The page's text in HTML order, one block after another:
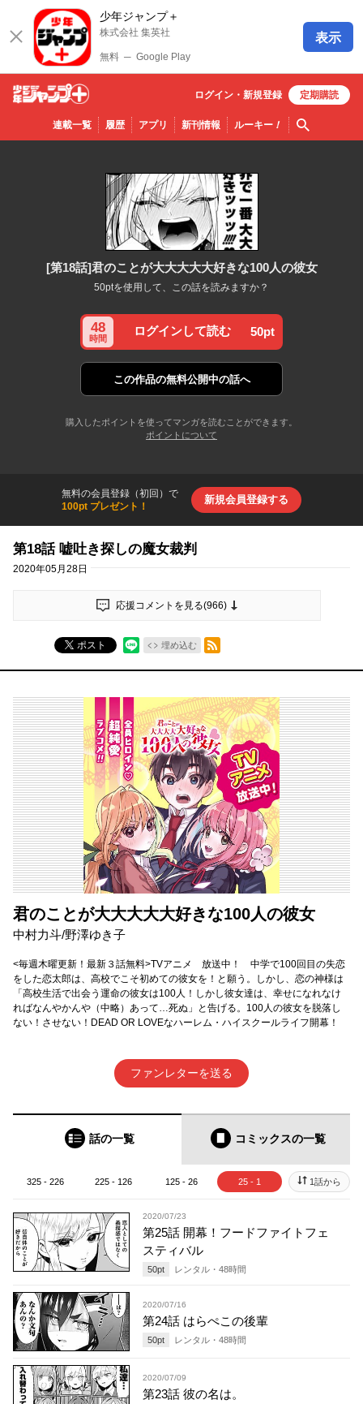
少年ジャンプ＋
株式会社 集英社
無料 ─ Google Play
表示
少年ジ
ャンプ
連載一覧 履歴 アプリ 新刊情報 ルーキー！ 検索
ログイン・ 新規登録 定期購読
[第18話]君のことが大大大大大好きな100人の彼女
50ptを使用して、この話を読みますか？
48
時間
ログインして読む 50pt
この作品の無料公開中の話へ
購入したポイントを使ってマンガを読むことができます。
ポイントについて
無料の会員登録（初回）で
100pt プレゼント！
新規会員登録する
第18話 嘘吐き探しの魔女裁判
2020年05月28日
応援コメントを見る(966)
ポスト 埋め込む
RSSフィード
君のことが大大大大大好きな100人の彼女
中村力斗/野澤ゆき子
<毎週木曜更新！最新３話無料>TVアニメ 放送中！ 中学で100回目の失恋
をした恋太郎は、高校でこそ初めての彼女を！と願う。しかし、恋の神様は
「高校生活で出会う運命の彼女は100人！しかし彼女達は、幸せになれなけ
ればなんやかんや（中略）あって…死ぬ」と告げる。100人の彼女を脱落し
ない！させない！DEAD OR LOVEなハーレム・ハイスクールライフ開幕！
ファンレターを送る
話の一覧 コミックスの一覧
325 - 226 225 - 126 125 - 26 25 - 1 1話から
2020/07/23
第25話 開幕！フードファイトフェ
スティバル
50pt レンタル・ 48時間
2020/07/16
第24話 はらぺこの後輩
50pt レンタル・ 48時間
2020/07/09
第23話 彼の名は。